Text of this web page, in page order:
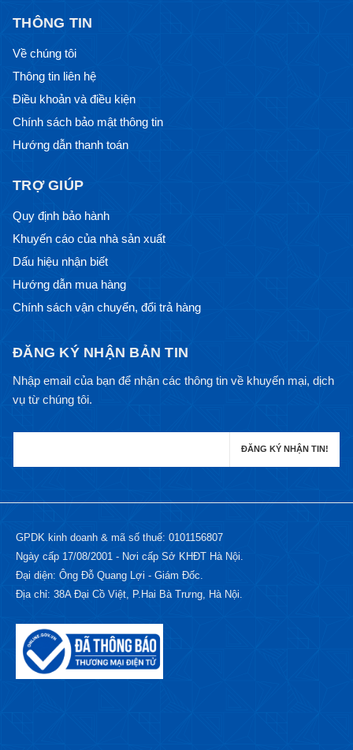
THÔNG TIN
Về chúng tôi
Thông tin liên hệ
Điều khoản và điều kiện
Chính sách bảo mật thông tin
Hướng dẫn thanh toán
TRỢ GIÚP
Quy định bảo hành
Khuyến cáo của nhà sản xuất
Dấu hiệu nhận biết
Hướng dẫn mua hàng
Chính sách vận chuyển, đổi trả hàng
ĐĂNG KÝ NHẬN BẢN TIN
Nhập email của bạn để nhận các thông tin về khuyến mại, dịch
vụ từ chúng tôi.
GPDK kinh doanh & mã số thuế: 0101156807
Ngày cấp 17/08/2001 - Nơi cấp Sở KHĐT Hà Nội.
Đại diện: Ông Đỗ Quang Lợi - Giám Đốc.
Địa chỉ: 38A Đại Cồ Việt, P.Hai Bà Trưng, Hà Nội.